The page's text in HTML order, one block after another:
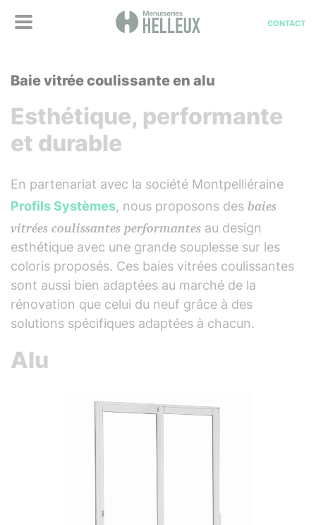
CONTACT
Baie vitrée coulissante en alu
Esthétique, performante
et durable
En partenariat avec la société Montpelliéraine
Profils Systèmes, nous proposons des baies
vitrées coulissantes performantes au design
esthétique avec une grande souplesse sur les
coloris proposés. Ces baies vitrées coulissantes
sont aussi bien adaptées au marché de la
rénovation que celui du neuf grâce à des
solutions spécifiques adaptées à chacun.
Alu